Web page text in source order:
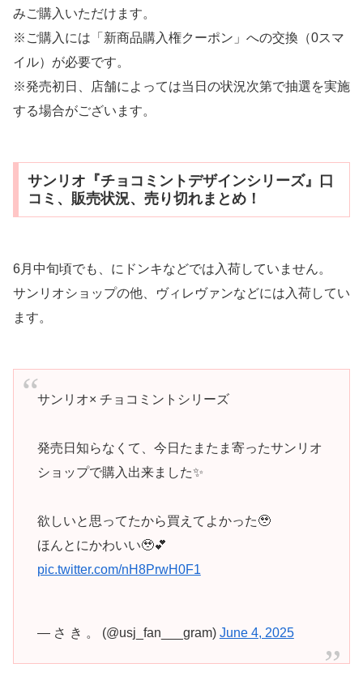
みご購入いただけます。
※ご購入には「新商品購入権クーポン」への交換（0スマ
イル）が必要です。
※発売初日、店舗によっては当日の状況次第で抽選を実施
する場合がございます。
サンリオ『チョコミントデザインシリーズ』口
コミ、販売状況、売り切れまとめ！
6月中旬頃でも、にドンキなどでは入荷していません。
サンリオショップの他、ヴィレヴァンなどには入荷してい
ます。
サンリオ× チョコミントシリーズ
発売日知らなくて、今日たまたま寄ったサンリオ
ショップで購入出来ました✨️
欲しいと思ってたから買えてよかった🥹
ほんとにかわいい🥹︎💕︎︎
pic.twitter.com/nH8PrwH0F1
— さ き 。 (@usj_fan___gram) June 4, 2025